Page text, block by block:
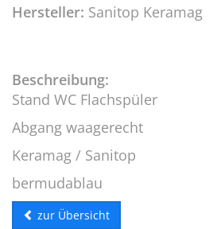
Hersteller: Sanitop Keramag
Beschreibung:
Stand WC Flachspüler
Abgang waagerecht
Keramag / Sanitop
bermudablau
zur Übersicht